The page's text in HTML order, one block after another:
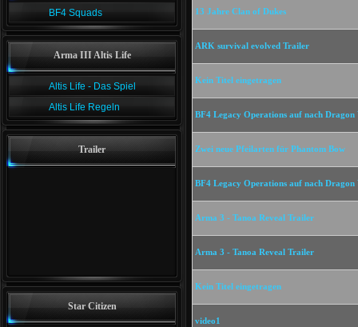
BF4 Squads
Arma III Altis Life
Altis Life - Das Spiel
Altis Life Regeln
Trailer
Star Citizen
13 Jahre Clan of Dukes
ARK survival evolved Trailer
Kein Titel eingetragen
BF4 Legacy Operations auf nach Dragon
Zwei neue Pfeilarten für Phantom Bow
BF4 Legacy Operations auf nach Dragon
Arma 3 - Tanoa Reveal Trailer
Arma 3 - Tanoa Reveal Trailer
Kein Titel eingetragen
video1